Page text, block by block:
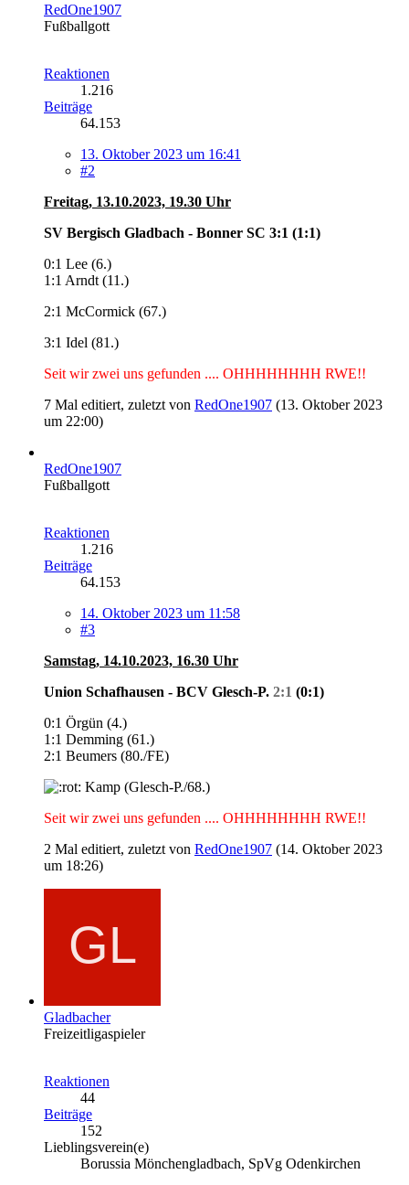
RedOne1907
Fußballgott
Reaktionen
1.216
Beiträge
64.153
13. Oktober 2023 um 16:41
#2
Freitag, 13.10.2023, 19.30 Uhr
SV Bergisch Gladbach - Bonner SC 3:1 (1:1)
0:1 Lee (6.)
1:1 Arndt (11.)
2:1 McCormick (67.)
3:1 Idel (81.)
Seit wir zwei uns gefunden .... OHHHHHHHH RWE!!
7 Mal editiert, zuletzt von RedOne1907 (13. Oktober 2023
um 22:00)
RedOne1907
Fußballgott
Reaktionen
1.216
Beiträge
64.153
14. Oktober 2023 um 11:58
#3
Samstag, 14.10.2023, 16.30 Uhr
Union Schafhausen - BCV Glesch-P. 2:1 (0:1)
0:1 Örgün (4.)
1:1 Demming (61.)
2:1 Beumers (80./FE)
Kamp (Glesch-P./68.)
Seit wir zwei uns gefunden .... OHHHHHHHH RWE!!
2 Mal editiert, zuletzt von RedOne1907 (14. Oktober 2023
um 18:26)
Gladbacher
Freizeitligaspieler
Reaktionen
44
Beiträge
152
Lieblingsverein(e)
Borussia Mönchengladbach, SpVg Odenkirchen